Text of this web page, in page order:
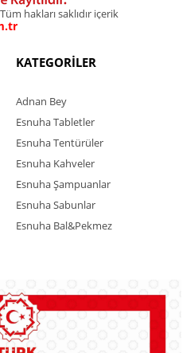
hakları saklıdır içerik
webproje.com.tr
KATEGORİLER
Adnan Bey
Esnuha Tabletler
Esnuha Tentürüler
Esnuha Kahveler
Esnuha Şampuanlar
Esnuha Sabunlar
Esnuha Bal&Pekmez